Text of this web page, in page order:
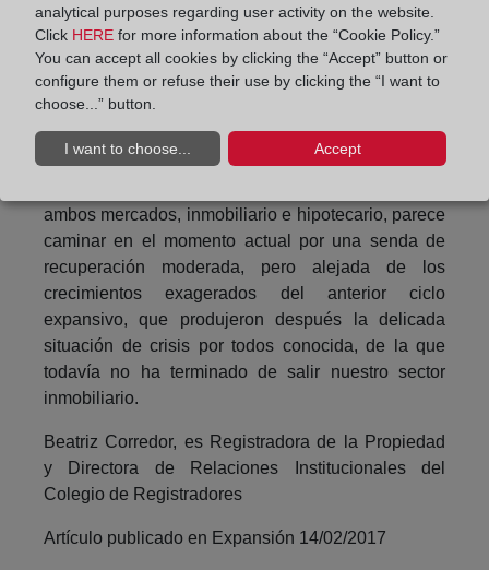
historia familiar de esfuerzo y sufrimiento, y no
pueden menospreciarse las cifras, pero la buena
noticia es que en 2016 las certificaciones para
iniciar ejecuciones hipotecarias bajaron cerca de
las daciones en pago.
ambos mercados, inmobiliario e hipotecario, parece
caminar en el momento actual por una senda de
recuperación moderada, pero alejada de los
crecimientos exagerados del anterior ciclo
expansivo, que produjeron después la delicada
situación de crisis por todos conocida, de la que
todavía no ha terminado de salir nuestro sector
inmobiliario.
Beatriz Corredor, es Registradora de la Propiedad
y Directora de Relaciones Institucionales del
Colegio de Registradores
Artículo publicado en Expansión 14/02/2017
analytical purposes regarding user activity on the website.
Click HERE for more information about the “Cookie Policy.”
You can accept all cookies by clicking the “Accept” button or
configure them or refuse their use by clicking the “I want to
choose...” button.
I want to choose... Accept